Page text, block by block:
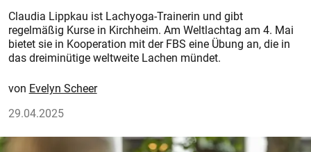
Claudia Lippkau ist Lachyoga-­Trainerin und gibt
regelmäßig Kurse in Kirchheim. Am Weltlachtag am 4. Mai
bietet sie in Kooperation mit der FBS eine Übung an, die in
das dreiminütige weltweite Lachen mündet.
Evelyn Scheer
29.04.2025